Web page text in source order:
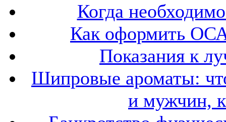
Когда
Как оформить
Показания к
Шипровые ароматы:
и мужчин,